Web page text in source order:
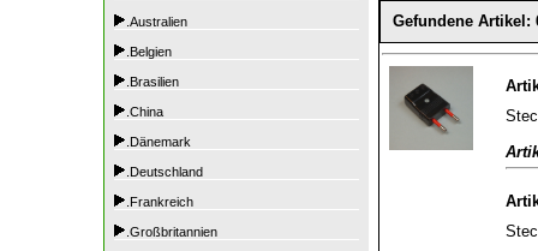
.Australien
.Belgien
.Brasilien
.China
.Dänemark
.Deutschland
.Frankreich
.Großbritannien
Gefundene Artikel: